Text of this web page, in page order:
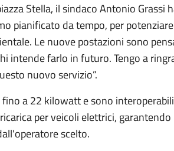
Stella, il sindaco Antonio Grassi
pianificato da tempo, per
Le nuove postazioni sono
intende farlo in futuro. Tengo a
nuovo servizio”.
a 22 kilowatt e sono
per veicoli elettrici, garantendo
scelto.